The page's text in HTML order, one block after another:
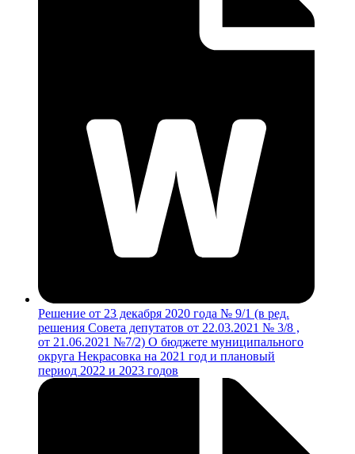
Решение от 23 декабря 2020 года № 9/1 (в ред.
решения Совета депутатов от 22.03.2021 № 3/8 ,
от 21.06.2021 №7/2) О бюджете муниципального
округа Некрасовка на 2021 год и плановый
период 2022 и 2023 годов